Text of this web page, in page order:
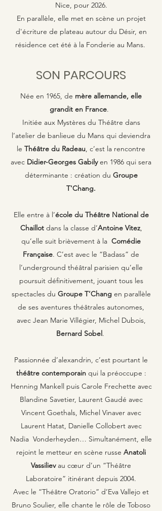
Nice, pour 2026.
En parallèle, elle met en scène un projet
d'écriture de plateau autour du Désir, en
résidence cet été à la Fonderie au Mans.
SON PARCOURS
Née en 1965, de mère allemande, elle
grandit en France.
Initiée aux Mystères du Théâtre dans
l’atelier de banlieue du Mans qui deviendra
le Théâtre du Radeau, c’est la rencontre
avec Didier-Georges Gabilyen 1986 qui sera
déterminante : création du Groupe
T'Chang.
Elle entre à l’école du Théâtre National de
Chaillotdans la classe d’Antoine Vitez,
qu’elle suit brièvement à la Comédie
Française. C’est avec le “Badass” de
l’underground théâtral parisien qu’elle
poursuit définitivement, jouant tous les
spectacles du Groupe T’Changen parallèle
de ses aventures théâtrales autonomes,
avec Jean Marie Villégier, Michel Dubois,
Bernard Sobel.
Passionnée d’alexandrin, c’est pourtant le
théâtre contemporain qui la préoccupe :
Henning Mankell puis Carole Frechette avec
Blandine Savetier, Laurent Gaudé avec
Vincent Goethals, Michel Vinaver avec
Laurent Hatat, Danielle Collobert avec
Nadia Vonderheyden… Simultanément, elle
rejoint le metteur en scène russe Anatoli
Vassiliev au cœur d’un “Théâtre
Laboratoire” itinérant depuis 2004.
Avec le “Théâtre Oratorio” d’Eva Vallejo et
Bruno Soulier, elle chante le rôle de Toboso